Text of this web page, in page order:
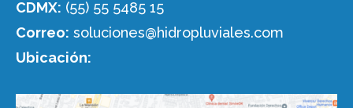
CDMX: (55) 55 5485 15
Correo: soluciones@hidropluviales.com
Ubicación: